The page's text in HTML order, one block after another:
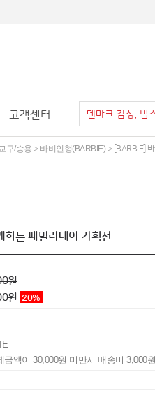
고객센터
구/승용 > 바비인형(BARBIE) > [BARBIE]
는 패밀리데이 기획전
원
원
20%
금액이 30,000원 미만시 배송비 3,000